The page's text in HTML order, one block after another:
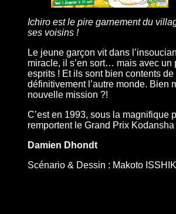
Ichiro est le pire garnement du
ses voisins !
Le jeune garçon vit dans
miracle, il s’en sort… mais avec un
esprits ! Et ils sont bien contents
définitivement l’autre monde. Bien
nouvelle mission ?!
C’est en 1993, sous la magnifique
remportent le Grand Prix
Damien Dhondt
Scénario & Dessin : Makoto